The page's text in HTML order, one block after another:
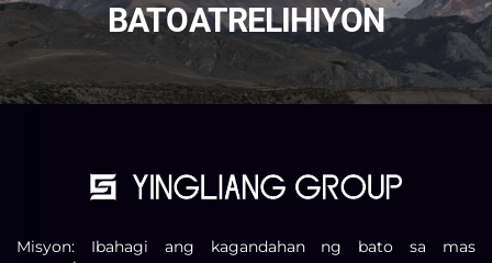
BATO AT RELIHIYON
Misyon: Ibahagi ang kagandahan ng bato sa mas